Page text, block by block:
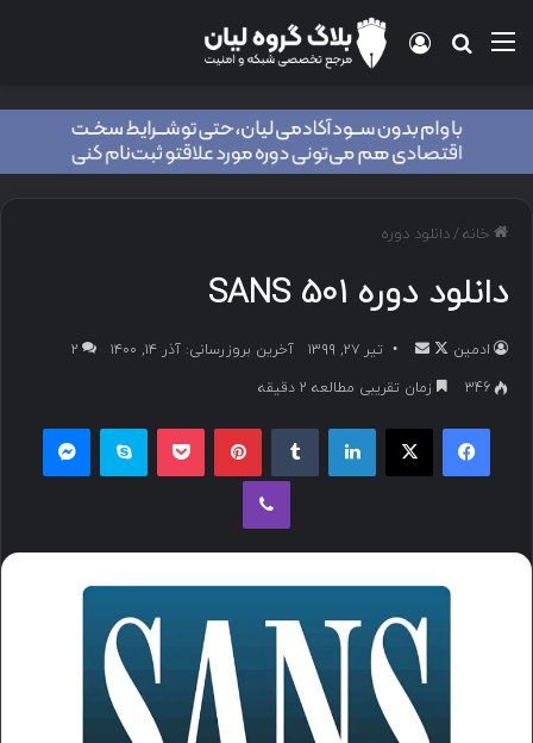
خانه/دانلود دوره
دانلود دوره SANS 501
ادمین تیر ۲۷, ۱۳۹۹ آخرین بروزرسانی: آذر ۱۴, ۱۴۰۰
۲
346
زمان تقریبی مطالعه 2 دقیقه